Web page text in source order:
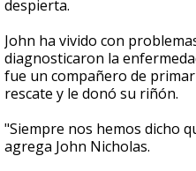
despierta.
John ha vivido con
diagnosticaron la
fue un compañero de
rescate y le donó su riñón.
"Siempre nos hemos dicho
agrega John Nicholas.